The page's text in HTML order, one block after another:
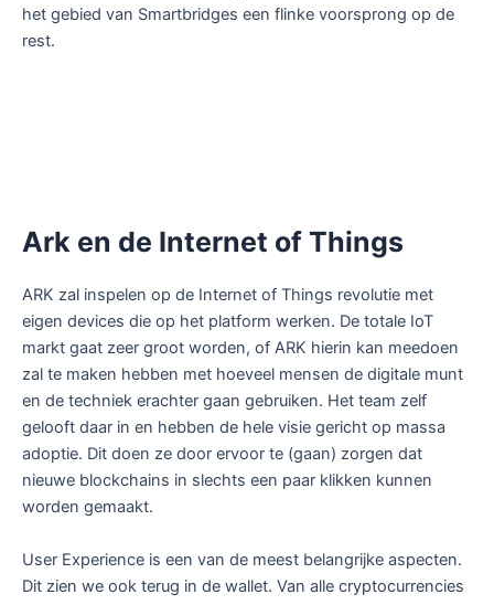
het gebied van Smartbridges een flinke voorsprong op de
rest.
Ark en de Internet of Things
ARK zal inspelen op de Internet of Things revolutie met
eigen devices die op het platform werken. De totale IoT
markt gaat zeer groot worden, of ARK hierin kan meedoen
zal te maken hebben met hoeveel mensen de digitale munt
en de techniek erachter gaan gebruiken. Het team zelf
gelooft daar in en hebben de hele visie gericht op massa
adoptie. Dit doen ze door ervoor te (gaan) zorgen dat
nieuwe blockchains in slechts een paar klikken kunnen
worden gemaakt.
User Experience is een van de meest belangrijke aspecten.
Dit zien we ook terug in de wallet. Van alle cryptocurrencies